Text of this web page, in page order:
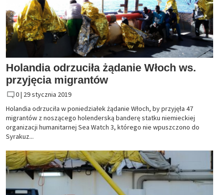
Holandia odrzuciła żądanie Włoch ws.
przyjęcia migrantów
0 | 29 stycznia 2019
Holandia odrzuciła w poniedziałek żądanie Włoch, by przyjęła 47
migrantów z noszącego holenderską banderę statku niemieckiej
organizacji humanitarnej Sea Watch 3, którego nie wpuszczono do
Syrakuz...